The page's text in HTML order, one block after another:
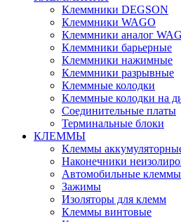
Клеммники DEGSON
Клеммники WAGO
Клеммники аналог
Клеммники барьерные
Клеммники нажимные
Клеммники разрывные
Клеммные колодки
Клеммные колодки на
Соединительные платы
Терминальные блоки
КЛЕММЫ
Клеммы
Наконечники
Автомобильные клеммы
Зажимы
Изоляторы для клемм
Клеммы винтовые